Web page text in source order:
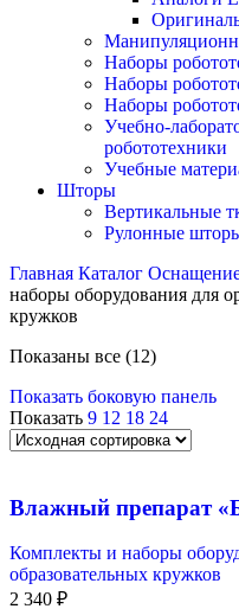
Наборы
Наборы
Наборы
Учебно-
робототехники
Учебные
Шторы
Вертикальные
Рулонные
Главная Каталог
наборы оборудования для
кружков
Показаны все (12)
Показать боковую панель
Показать 9 12 18 24
Влажный препарат
Комплекты и наборы
образовательных кружков
2 340 ₽